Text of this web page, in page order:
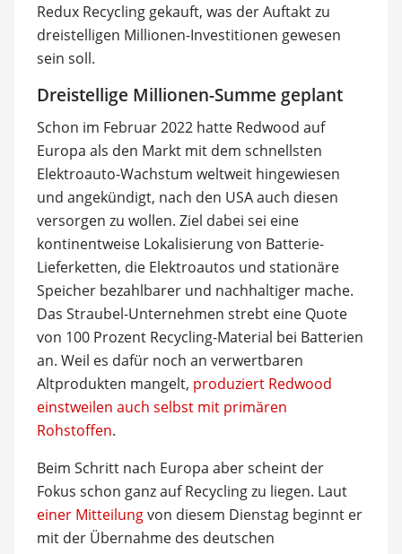
Redux Recycling gekauft, was der Auftakt zu
dreistelligen Millionen-Investitionen gewesen
sein soll.
Dreistellige Millionen-Summe geplant
Schon im Februar 2022 hatte Redwood auf
Europa als den Markt mit dem schnellsten
Elektroauto-Wachstum weltweit hingewiesen
und angekündigt, nach den USA auch diesen
versorgen zu wollen. Ziel dabei sei eine
kontinentweise Lokalisierung von Batterie-
Lieferketten, die Elektroautos und stationäre
Speicher bezahlbarer und nachhaltiger mache.
Das Straubel-Unternehmen strebt eine Quote
von 100 Prozent Recycling-Material bei Batterien
an. Weil es dafür noch an verwertbaren
Altprodukten mangelt, produziert Redwood
einstweilen auch selbst mit primären
Rohstoffen.
Beim Schritt nach Europa aber scheint der
Fokus schon ganz auf Recycling zu liegen. Laut
einer Mitteilungvon diesem Dienstag beginnt er
mit der Übernahme des deutschen